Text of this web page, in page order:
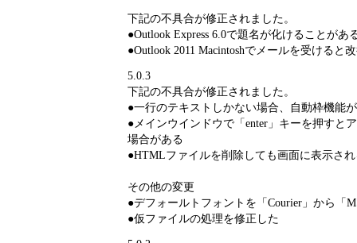
下記の不具合が修正されました。
●Outlook Express 6.0で題名が化けることがあ
●Outlook 2011 Macintoshでメールを受けると
5.0.3
下記の不具合が修正されました。
●一行のテキストしかない場合、自動枠機能
●メインウインドウで「enter」キーを押すと
場合がある
●HTMLファイルを削除しても画面に表示さ
その他の変更
●デフォールトフォントを「Courier」から「
●仮ファイルの処理を修正した